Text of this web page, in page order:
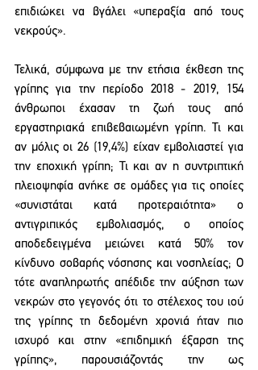
επιδιώκει να βγάλει «υπεραξία από τους
νεκρούς».
Τελικά, σύμφωνα με την ετήσια έκθεση της
γρίπης για την περίοδο 2018 - 2019, 154
άνθρωποι έχασαν τη ζωή τους από
εργαστηριακά επιβεβαιωμένη γρίπη. Τι και
αν μόλις οι 26 (19,4%) είχαν εμβολιαστεί για
την εποχική γρίπη; Τι και αν η συντριπτική
πλειοψηφία ανήκε σε ομάδες για τις οποίες
«συνιστάται κατά προτεραιότητα» ο
αντιγριπικός εμβολιασμός, ο οποίος
αποδεδειγμένα μειώνει κατά 50% τον
κίνδυνο σοβαρής νόσησης και νοσηλείας; Ο
τότε αναπληρωτής απέδιδε την αύξηση των
νεκρών στο γεγονός ότι το στέλεχος του ιού
της γρίπης τη δεδομένη χρονιά ήταν πιο
ισχυρό και στην «επιδημική έξαρση της
γρίπης», παρουσιάζοντάς την ως